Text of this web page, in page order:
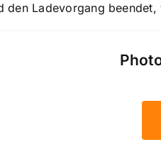
den Ladevorgang